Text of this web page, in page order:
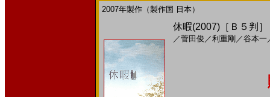
2007年製作（製作国 日本）
休暇(2007)［Ｂ５判］
／菅田俊 ／利重剛 ／谷本一